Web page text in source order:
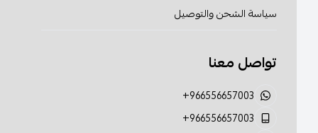
سياسة الشحن والتوصيل
تواصل معنا
+966556657003
+966556657003